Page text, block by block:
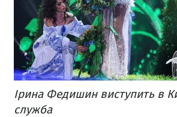
Ірина Федишин виступить в
служба